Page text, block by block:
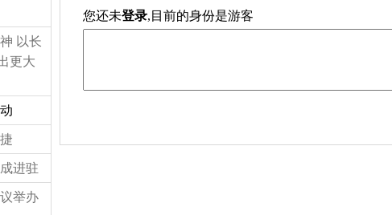
以长
更大
进驻
举办
您还未登录,目前的身份是游客